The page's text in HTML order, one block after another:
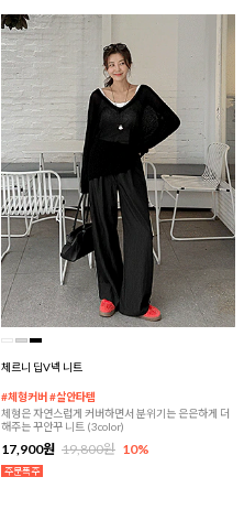
체르니 딥V넥 니트
#체형커버 #살안타템
체형은 자연스럽게 커버하면서 분위기는 은은하게 더
해주는 꾸안꾸 니트 (3color)
17,900원 19,800원 10%